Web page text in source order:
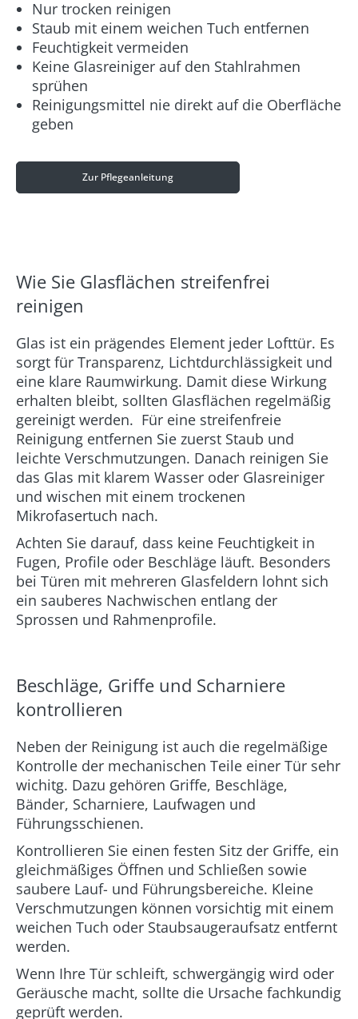
Nur trocken reinigen
Staub mit einem weichen Tuch entfernen
Feuchtigkeit vermeiden
Keine Glasreiniger auf den Stahlrahmen
sprühen
Reinigungsmittel nie direkt auf die Oberfläche
geben
Zur Pflegeanleitung
Wie Sie Glasflächen streifenfrei
reinigen
Glas ist ein prägendes Element jeder Lofttür. Es
sorgt für Transparenz, Lichtdurchlässigkeit und
eine klare Raumwirkung. Damit diese Wirkung
erhalten bleibt, sollten Glasflächen regelmäßig
gereinigt werden. Für eine streifenfreie
Reinigung entfernen Sie zuerst Staub und
leichte Verschmutzungen. Danach reinigen Sie
das Glas mit klarem Wasser oder Glasreiniger
und wischen mit einem trockenen
Mikrofasertuch nach.
Achten Sie darauf, dass keine Feuchtigkeit in
Fugen, Profile oder Beschläge läuft. Besonders
bei Türen mit mehreren Glasfeldern lohnt sich
ein sauberes Nachwischen entlang der
Sprossen und Rahmenprofile.
Beschläge, Griffe und Scharniere
kontrollieren
Neben der Reinigung ist auch die regelmäßige
Kontrolle der mechanischen Teile einer Tür sehr
wichitg. Dazu gehören Griffe, Beschläge,
Bänder, Scharniere, Laufwagen und
Führungsschienen.
Kontrollieren Sie einen festen Sitz der Griffe, ein
gleichmäßiges Öffnen und Schließen sowie
saubere Lauf- und Führungsbereiche. Kleine
Verschmutzungen können vorsichtig mit einem
weichen Tuch oder Staubsaugeraufsatz entfernt
werden.
Wenn Ihre Tür schleift, schwergängig wird oder
Geräusche macht, sollte die Ursache fachkundig
geprüft werden.